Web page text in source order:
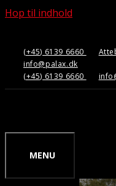
Hop til indhold
(+45) 6139 6660
info@palax.dk
(+45) 6139 6660
MENU